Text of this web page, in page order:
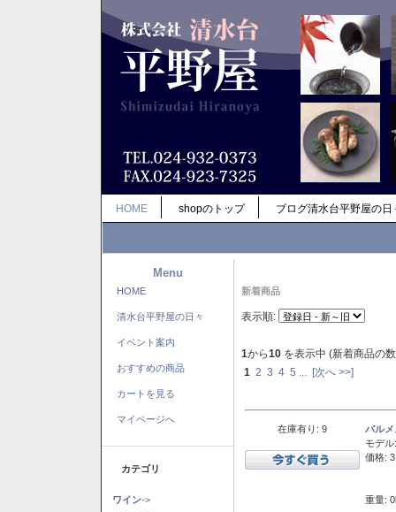
HOME shopのトップ ブログ清水台平野屋の日
Menu
HOME
清水台平野屋の日々
イベント案内
おすすめの商品
カートを見る
マイページへ
カテゴリ
ワイン->
新着商品
表示順:
1から10 を表示中 (新着商品の
1 2 3 4 5 [次へ >>]
在庫有り: 9
バル
モデル:
価格:
重量: